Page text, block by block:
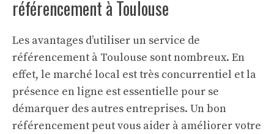
référencement à Toulouse
Les avantages d’utiliser un service de
référencement à Toulouse sont nombreux. En
effet, le marché local est très concurrentiel et la
présence en ligne est essentielle pour se
démarquer des autres entreprises. Un bon
référencement peut vous aider à améliorer votre